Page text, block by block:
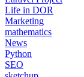
Life in DOR
Marketing
mathematics
News
Python
SEO